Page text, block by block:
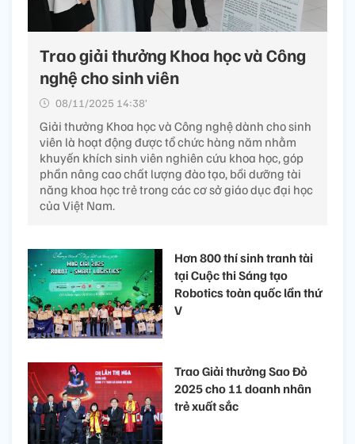
Trao giải thưởng Khoa học và Công
nghệ cho sinh viên
08/11/2025 14:38’
Giải thưởng Khoa học và Công nghệ dành cho sinh
viên là hoạt động được tổ chức hàng năm nhằm
khuyến khích sinh viên nghiên cứu khoa học, góp
phần nâng cao chất lượng đào tạo, bồi dưỡng tài
năng khoa học trẻ trong các cơ sở giáo dục đại học
của Việt Nam.
Hơn 800 thí sinh tranh tài
tại Cuộc thi Sáng tạo
Robotics toàn quốc lần thứ
V
Trao Giải thưởng Sao Đỏ
2025 cho 11 doanh nhân
trẻ xuất sắc